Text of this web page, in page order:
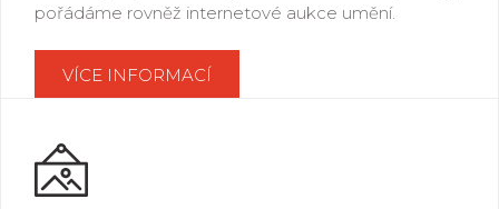
pořádáme rovněž internetové aukce umění.
VÍCE INFORMACÍ